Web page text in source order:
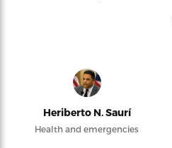
Heriberto N. Saurí
Health and emergencies